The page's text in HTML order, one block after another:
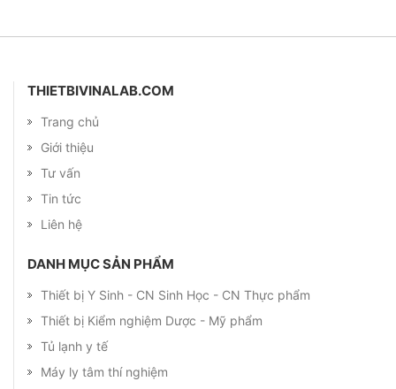
THIETBIVINALAB.COM
Trang chủ
Giới thiệu
Tư vấn
Tin tức
Liên hệ
DANH MỤC SẢN PHẨM
Thiết bị Y Sinh - CN Sinh Học - CN Thực phẩm
Thiết bị Kiểm nghiệm Dược - Mỹ phẩm
Tủ lạnh y tế
Máy ly tâm thí nghiệm